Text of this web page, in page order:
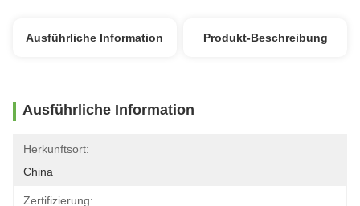
Ausführliche Information Produkt-Beschreibung
Ausführliche Information
Herkunftsort:
China
Zertifizierung: